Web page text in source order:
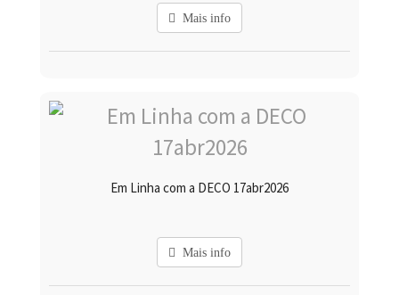
Mais info
Em Linha com a DECO 17abr2026
Mais info